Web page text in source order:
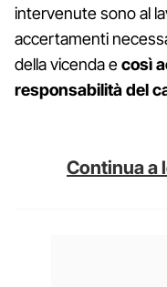
intervenute sono al
accertamenti
della vicenda ecosì
responsabilità del
Continua a